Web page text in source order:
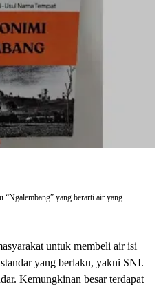
“Ngalembang” yang berarti air yang
untuk membeli air isi
yang berlaku, yakni SNI.
Kemungkinan besar terdapat